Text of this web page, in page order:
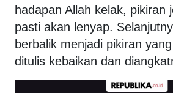
hadapan Allah kelak, pikiran
pasti akan lenyap.
berbalik menjadi pikiran
ditulis kebaikan dan